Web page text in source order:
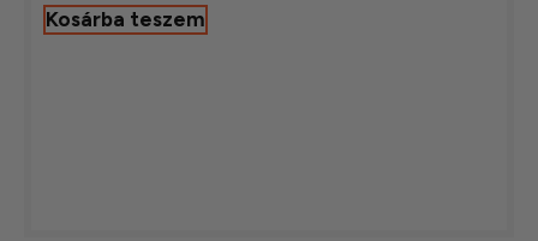
Kosárba teszem